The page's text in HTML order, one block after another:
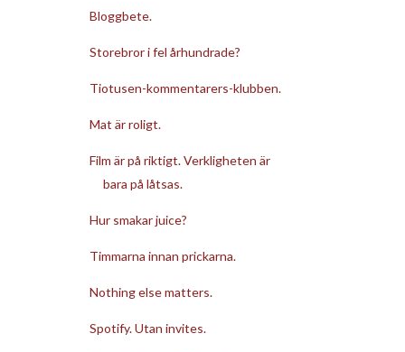
Bloggbete.
Storebror i fel århundrade?
Tiotusen-kommentarers-klubben.
Mat är roligt.
Film är på riktigt. Verkligheten är
bara på låtsas.
Hur smakar juice?
Timmarna innan prickarna.
Nothing else matters.
Spotify. Utan invites.